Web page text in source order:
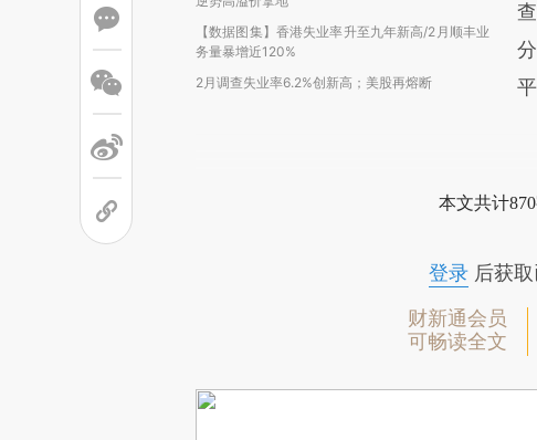
【数据图集】香港失业率升至九年新高/2月顺丰业
务量暴增近120%
2月调查失业率6.2%创新高；美股再熔断
本文共计
登录后获取
财新通会员
可畅读全文